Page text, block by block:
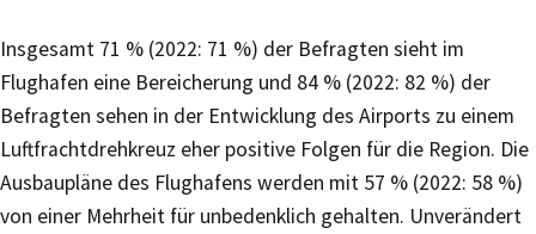
Insgesamt 71 % (2022: 71 %) der Befragten sieht im
Flughafen eine Bereicherung und 84 % (2022: 82 %) der
Befragten sehen in der Entwicklung des Airports zu einem
Luftfrachtdrehkreuz eher positive Folgen für die Region. Die
Ausbaupläne des Flughafens werden mit 57 % (2022: 58 %)
von einer Mehrheit für unbedenklich gehalten. Unverändert